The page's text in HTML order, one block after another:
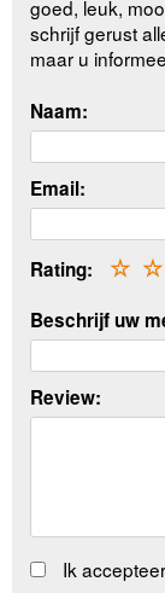
goed, leuk,
schrijf gerust
maar u
Naam:
Email:
Rating: ☆
☆
Beschrijf uw
Review:
Ik